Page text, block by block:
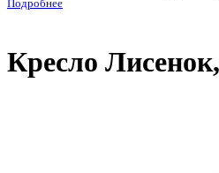
Подробнее
Кресло